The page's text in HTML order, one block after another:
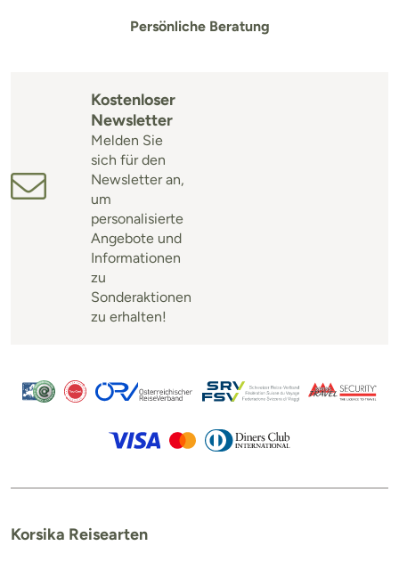
Persönliche Beratung
Kostenloser
Newsletter
Melden Sie
sich für den
Newsletter an,
um
personalisierte
Angebote und
Informationen
zu
Sonderaktionen
zu erhalten!
Korsika Reisearten